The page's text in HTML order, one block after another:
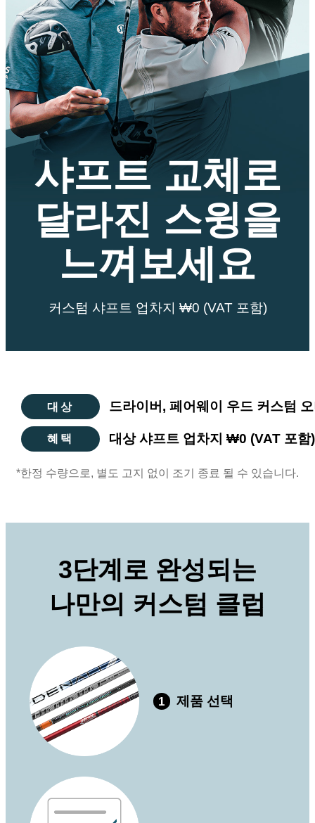
샤프트 교체로
달라진 스윙을
느껴보세요
커스텀 샤프트 업차지 ₩0 (VAT 포함)
대상 드라이버, 페어웨이 우드 커스텀
혜택 대상 샤프트 업차지 ₩0 (VAT 포함)
*한정 수량으로, 별도 고지 없이 조기 종료 될 수 있습니다.
3단계로 완성되는
나만의 커스텀 클럽
1 제품 선택